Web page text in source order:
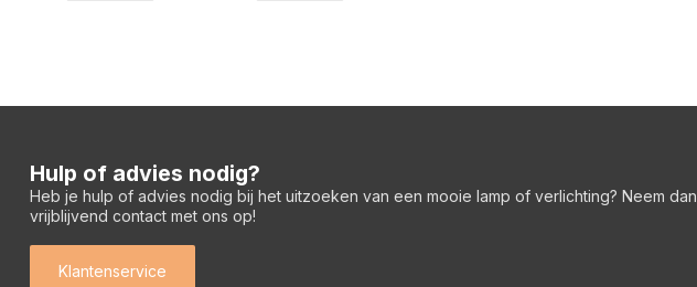
Hulp of advies nodig?
Heb je hulp of advies nodig bij het uitzoeken van een mooie lamp of verlichting? Neem dan
vrijblijvend contact met ons op!
Klantenservice